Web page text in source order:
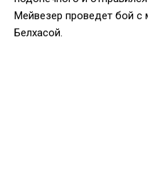
Мейвезер проведет бой
Белхасой.